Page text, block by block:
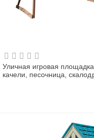
Уличная игровая
качели, песочница,